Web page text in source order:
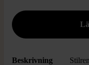
Beskrivning